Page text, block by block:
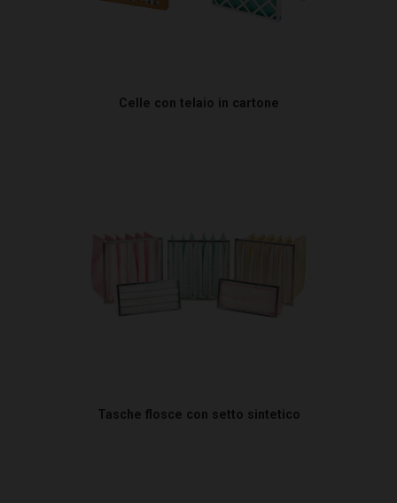
Celle con telaio in cartone
Tasche flosce con setto sintetico